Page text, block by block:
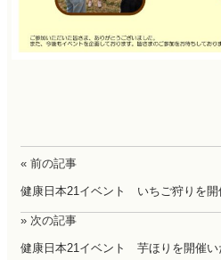
« 前の記事
健康日本21イベント いちご狩りを開
» 次の記事
健康日本21イベント 芋ほりを開催い